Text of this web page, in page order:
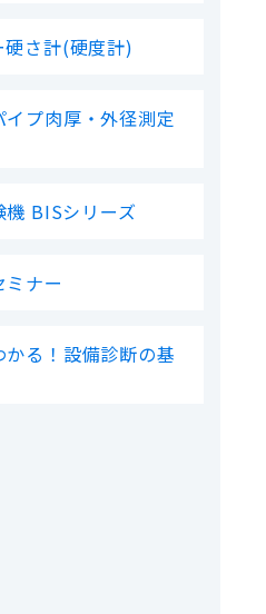
硬さ計(硬度計)
プ肉厚・外径測定
機 BISシリーズ
ナー
かる！設備診断の基